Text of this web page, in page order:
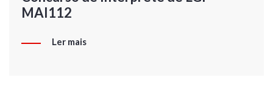
MAI112
Ler mais